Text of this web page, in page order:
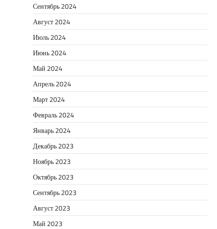
Сентябрь 2024
Август 2024
Июль 2024
Июнь 2024
Май 2024
Апрель 2024
Март 2024
Февраль 2024
Январь 2024
Декабрь 2023
Ноябрь 2023
Октябрь 2023
Сентябрь 2023
Август 2023
Май 2023